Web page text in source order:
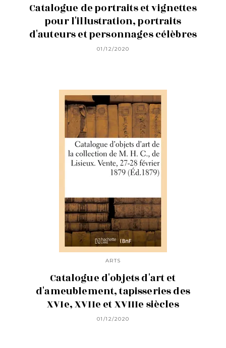
Catalogue de portraits et vignettes
pour l'illustration, portraits
d'auteurs et personnages célèbres
01/12/2020
ARTS
Catalogue d'objets d'art et
d'ameublement, tapisseries des
XVIe, XVIIe et XVIIIe siècles
01/12/2020